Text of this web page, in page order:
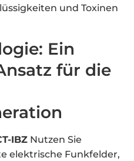
und Toxinen
Ein
für die
IBZ Nutzen Sie
elektrische Funkfelder,